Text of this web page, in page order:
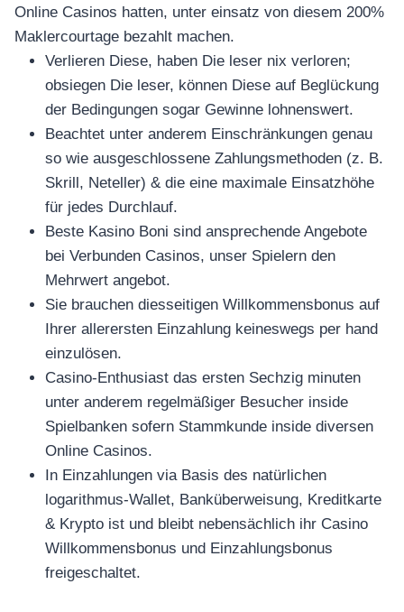
Online Casinos hatten, unter einsatz von diesem 200%
Maklercourtage bezahlt machen.
Verlieren Diese, haben Die leser nix verloren;
obsiegen Die leser, können Diese auf Beglückung
der Bedingungen sogar Gewinne lohnenswert.
Beachtet unter anderem Einschränkungen genau
so wie ausgeschlossene Zahlungsmethoden (z. B.
Skrill, Neteller) & die eine maximale Einsatzhöhe
für jedes Durchlauf.
Beste Kasino Boni sind ansprechende Angebote
bei Verbunden Casinos, unser Spielern den
Mehrwert angebot.
Sie brauchen diesseitigen Willkommensbonus auf
Ihrer allerersten Einzahlung keineswegs per hand
einzulösen.
Casino-Enthusiast das ersten Sechzig minuten
unter anderem regelmäßiger Besucher inside
Spielbanken sofern Stammkunde inside diversen
Online Casinos.
In Einzahlungen via Basis des natürlichen
logarithmus-Wallet, Banküberweisung, Kreditkarte
& Krypto ist und bleibt nebensächlich ihr Casino
Willkommensbonus und Einzahlungsbonus
freigeschaltet.